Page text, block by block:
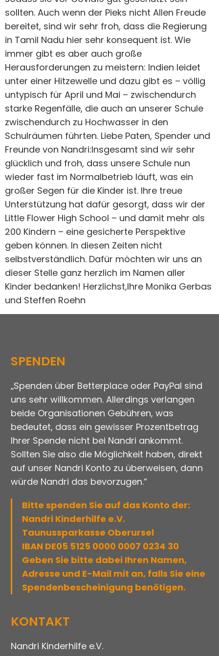
sollten. Auch wenn der Pieks nicht Allen Freude
bereitet, sind wir sehr froh, dass die Regierung
in Tamil Nadu hier sehr konsequent ist. Wie
immer gibt es aber auch große
Herausforderungen zu meistern: Indien leidet
unter einer Hitzewelle und dazu gibt es – völlig
untypisch für April und Mai – zwischendurch
starke Regenfälle, die auch an unserer Schule
zwischendurch zu Hochwasser in den
Schulräumen führten. Liebe Paten, Spender und
Freunde von Nandri:Insgesamt sind wir sehr
glücklich und froh, dass unsere Schule nun
wieder fast im Normalbetrieb läuft, was ein
großer Segen für die Kinder ist. Ihre treue
Unterstützung hat dafür gesorgt, dass wir der
Little Flower High School – und damit mehr als
200 Kindern – eine gesicherte Perspektive
geben können. In diesen Zeiten nicht
selbstverständlich. Dafür möchten wir uns an
dieser Stelle ganz herzlich im Namen aller
Kinder bedanken! Herzlichst,Ihre Monika Gerbas
und Steffen Roehn
SPENDEN
„Spenden über Betterplace oder PayPal sind
uns sehr willkommen. Allerdings verlangen
beide Organisationen Gebühren, was
bedeutet, dass ein gewisser Prozentbetrag
Ihrer Spende nicht bei Nandri ankommt.
Sollten Sie also die Möglichkeit haben, direkt
auf unser Nandri Konto zu überweisen, dann
würde Nandri das bevorzugen.“
Bitte spenden Sie auf das Konto der:
Nandri Kinderhilfe e.V.
Taunussparkasse Oberursel
IBAN DE05 5125 0000 0007 0234 30
Geben Sie bitte dabei Ihren Namen,
Adresse und E-Mail mit an, falls Sie eine
Spendenbescheinigung benötigen.
KONTAKT
Nandri Kinderhilfe e.V.